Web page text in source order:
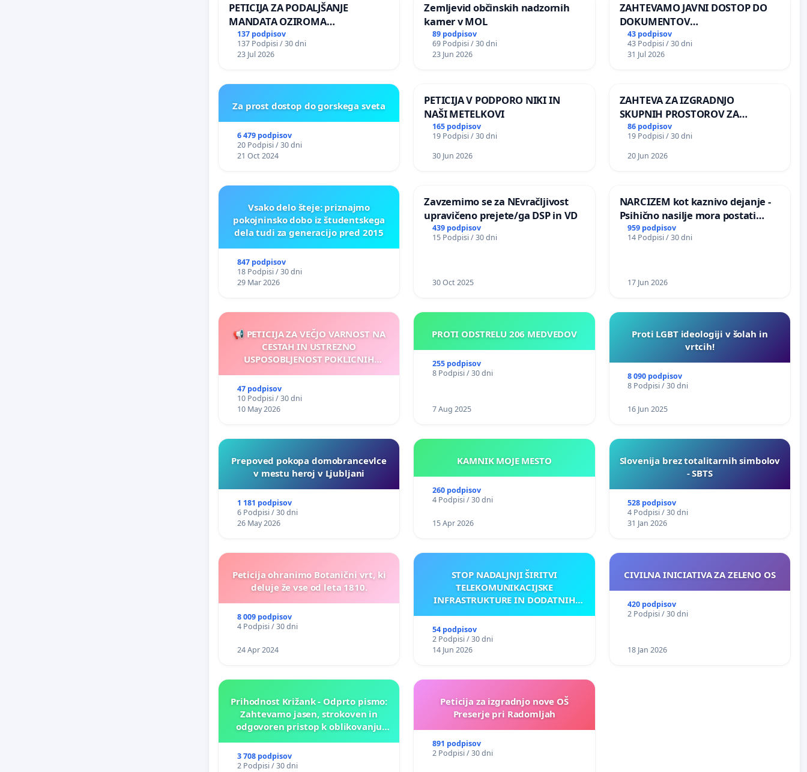
PETICIJA ZA PODALJŠANJE
MANDATA OZIROMA
ČIMPREJŠNJO PONOVNO
NAPOTITEV GOSPODA BERNARDA
ŠRAJNERJA NA VELEPOSLANIŠTVO
137 podpisov
137 Podpisi / 30 dni
23 Jul 2026
Zemljevid občinskih nadzornih
kamer v MOL
89 podpisov
69 Podpisi / 30 dni
23 Jun 2026
ZAHTEVAMO JAVNI DOSTOP DO
DOKUMENTOV
PARLAMENTARNIH
PREISKOVALNIH KOMISIJ O
ILEGALNI TRGOVINI Z OROŽJEM
43 podpisov
43 Podpisi / 30 dni
31 Jul 2026
Za prost dostop do gorskega sveta
6 479 podpisov
20 Podpisi / 30 dni
21 Oct 2024
PETICIJA V PODPORO NIKI IN
NAŠI METELKOVI
165 podpisov
19 Podpisi / 30 dni
30 Jun 2026
ZAHTEVA ZA IZGRADNJO
SKUPNIH PROSTOROV ZA
PREBIVALCE KRAJEVNE
SKUPNOSTI PRESTRANEK
86 podpisov
19 Podpisi / 30 dni
20 Jun 2026
Vsako delo šteje: priznajmo
pokojninsko dobo iz študentskega
dela tudi za generacijo pred 2015
847 podpisov
18 Podpisi / 30 dni
29 Mar 2026
Zavzemimo se za NEvračljivost
upravičeno prejete/ga DSP in VD
439 podpisov
15 Podpisi / 30 dni
30 Oct 2025
NARCIZEM kot kaznivo dejanje -
Psihično nasilje mora postati
enako prepoznano kot fizično
nasilje
959 podpisov
14 Podpisi / 30 dni
17 Jun 2026
📢 PETICIJA ZA VEČJO VARNOST NA
CESTAH IN USTREZNO
USPOSOBLJENOST POKLICNIH
47 podpisov
10 Podpisi / 30 dni
10 May 2026
PROTI ODSTRELU 206 MEDVEDOV
255 podpisov
8 Podpisi / 30 dni
7 Aug 2025
Proti LGBT ideologiji v šolah in
vrtcih!
8 090 podpisov
8 Podpisi / 30 dni
16 Jun 2025
Prepoved pokopa domobrancevlce
v mestu heroj v Ljubljani
1 181 podpisov
6 Podpisi / 30 dni
26 May 2026
KAMNIK MOJE MESTO
260 podpisov
4 Podpisi / 30 dni
15 Apr 2026
Slovenija brez totalitarnih simbolov
- SBTS
528 podpisov
4 Podpisi / 30 dni
31 Jan 2026
Peticija ohranimo Botanični vrt, ki
deluje že vse od leta 1810.
8 009 podpisov
4 Podpisi / 30 dni
24 Apr 2024
STOP NADALJNJI ŠIRITVI
TELEKOMUNIKACIJSKE
INFRASTRUKTURE IN DODATNIH
54 podpisov
2 Podpisi / 30 dni
14 Jun 2026
CIVILNA INICIATIVA ZA ZELENO OS
420 podpisov
2 Podpisi / 30 dni
18 Jan 2026
Prihodnost Križank - Odprto pismo:
Zahtevamo jasen, strokoven in
odgovoren pristop k oblikovanju
3 708 podpisov
2 Podpisi / 30 dni
Peticija za izgradnjo nove OŠ
Preserje pri Radomljah
891 podpisov
2 Podpisi / 30 dni